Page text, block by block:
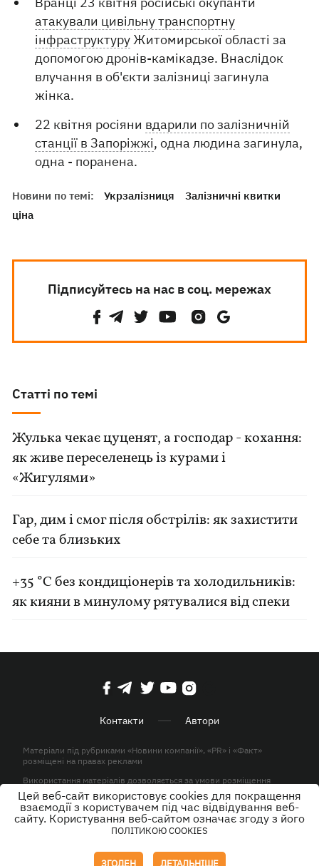
атакували цивільну транспортну
інфраструктуруЖитомирської області за
допомогою дронів-камікадзе. Внаслідок
влучання в об'єкти залізниці загинула
жінка.
22 квітня росіяни вдарили по залізничній
станції в Запоріжжі, одна людина загинула,
одна - поранена.
Новини по темі: Укрзалізниця
Залізничні квитки
ціна
Підписуйтесь на нас в соц. мережах
Статті по темі
Жулька чекає цуценят, а господар - кохання:
як живе переселенець із курами і
«Жигулями»
Гар, дим і смог після обстрілів: як захистити
себе та близьких
+35 °C без кондиціонерів та холодильників:
як кияни в минулому рятувалися від спеки
Контакти Автори
Матеріали під рубриками «Новини компанії», «PR» і «Факт»
розміщені на правах реклами
Використання матеріалів дозволяється за умови розміщення
активного гіперпосилання на KP.UA в першому абзаці.
© ТОВ «ЮЛАВ МЕДІА» 2026. Всі права захищені.
Цей веб-сайт використовує cookies для покращення
взаємодії з користувачем під час відвідування веб-
сайту. Користування веб-сайтом означає згоду з його
ПОЛІТИКОЮ COOKIES
ЗГОДЕН ДЕТАЛЬНІШЕ